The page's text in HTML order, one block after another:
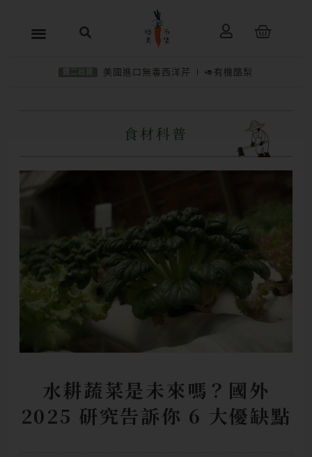
購
美國進口無毒西洋芹 🥑有機酪梨
食材科普
水耕蔬菜是未來嗎？國外
2025 研究告訴你 6 大優缺點